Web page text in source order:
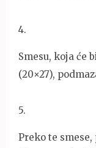
4.
Smesu, koja će
(20×27),
5.
Preko te